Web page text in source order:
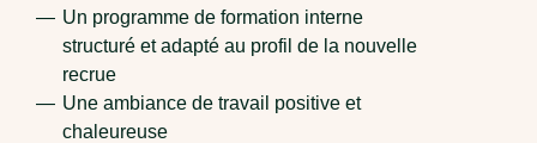
Un programme de formation interne
structuré et adapté au profil de la nouvelle
recrue
Une ambiance de travail positive et
chaleureuse